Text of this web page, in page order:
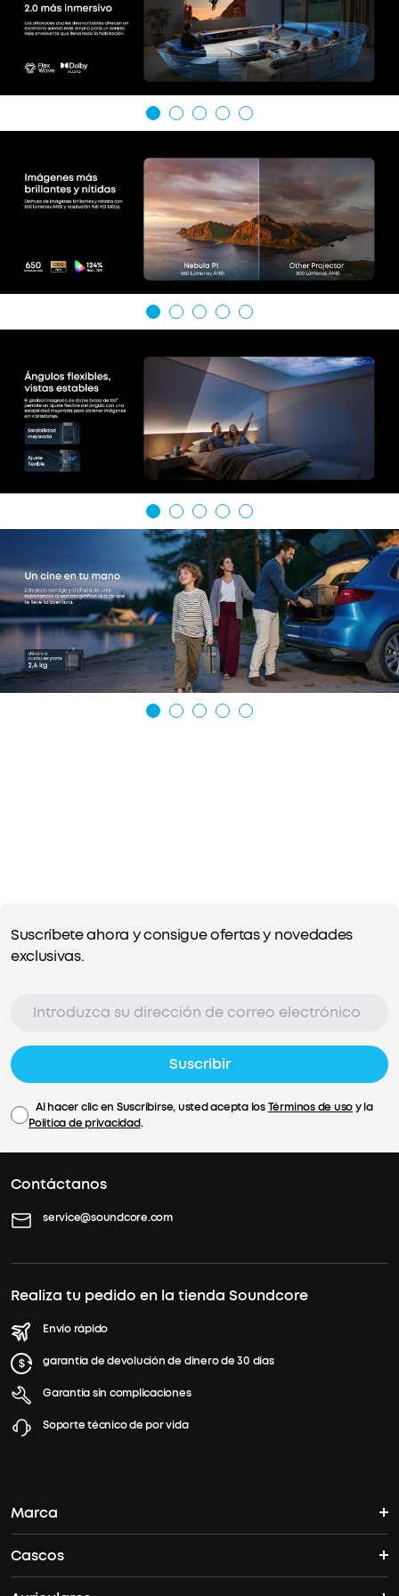
Suscríbete ahora y consigue ofertas y novedades
exclusivas.
Suscribir
Al hacer clic en Suscribirse, usted acepta losTérminos de usoy la
Política de privacidad.
Contáctanos
service@soundcore.com
Realiza tu pedido en la tienda Soundcore
Envío rápido
garantía de devolución de dinero de 30 días
Garantía sin complicaciones
Soporte técnico de por vida
Marca
La historia del soundcore
Cascos